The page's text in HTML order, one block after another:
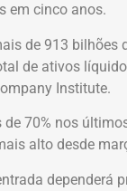
em cinco anos.
de 913 bilhões
de ativos
Institute.
70% nos
alto desde
dependerá